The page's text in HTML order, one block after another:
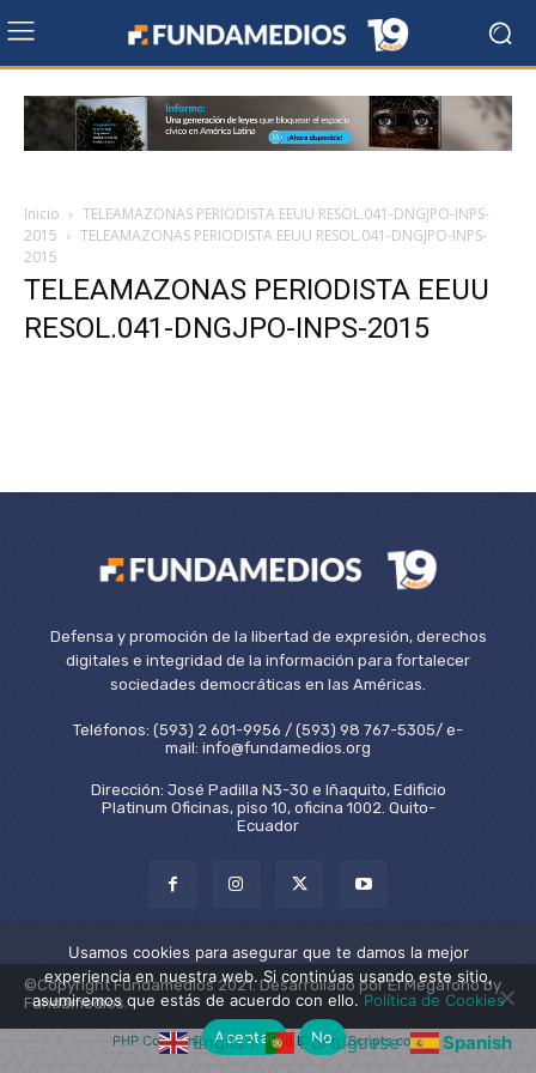
Inicio
TELEAMAZONAS PERIODISTA EEUU RESOL.041-DNGJPO-INPS-
2015
TELEAMAZONAS PERIODISTA EEUU RESOL.041-DNGJPO-INPS-
2015
TELEAMAZONAS PERIODISTA EEUU
RESOL.041-DNGJPO-INPS-2015
Defensa y promoción de la libertad de expresión, derechos
digitales e integridad de la información para fortalecer
sociedades democráticas en las Américas.
Teléfonos: (593) 2 601-9956 / (593) 98 767-5305/ e-
mail: info@fundamedios.org
Dirección: José Padilla N3-30 e Iñaquito, Edificio
Platinum Oficinas, piso 10, oficina 1002. Quito-
Ecuador
©Copyright Fundamedios 2021. Desarrollado por El Megáfono by
Fundamedios.
English Portuguese Spanish
PHP Code SnippetsPowered By :XYZScripts.com
Usamos cookies para asegurar que te damos la mejor
experiencia en nuestra web. Si continúas usando este sitio,
asumiremos que estás de acuerdo con ello.Política de Cookies
Aceptar
No